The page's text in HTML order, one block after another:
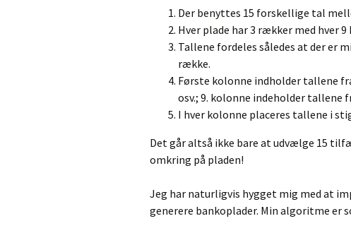
Der benyttes 15 forskellige tal
Hver plade har 3 rækker med hver 9
Tallene fordeles således at der er
række.
Første kolonne indholder tallene
osv.; 9. kolonne indeholder tallene
I hver kolonne placeres tallene i
Det går altså ikke bare at udvælge 15
omkring på pladen!
Jeg har naturligvis hygget mig med at
generere bankoplader. Min algoritme er